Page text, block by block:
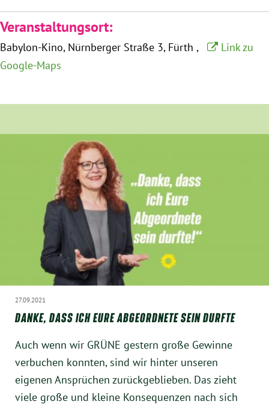
Twitter
YouTube
Facebook
Veranstaltungsort:
Babylon-Kino Nürnberger Straße 3 Fürth
Link zu
Google-Maps
27.09.2021
DANKE, DASS ICH EURE ABGEORDNETE SEIN DURFTE
Auch wenn wir GRÜNE gestern große Gewinne
verbuchen konnten, sind wir hinter unseren
eigenen Ansprüchen zurückgeblieben. Das zieht
viele große und kleine Konsequenzen nach sich